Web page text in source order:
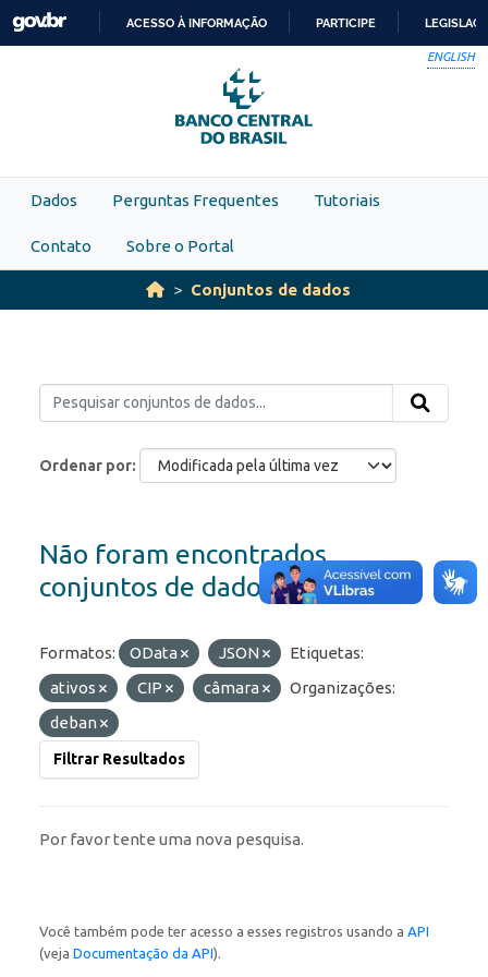
Skip to main content
PARA
O
CONTEÚDO
ACESSO À INFORMAÇÃO PARTICIPE
ENGLISH
Dados Perguntas Frequentes Tutoriais
Contato Sobre o Portal
Conjuntos de dados
Ordenar por
Não foram encontrados
conjuntos de dados
Formatos: OData JSON
Etiquetas:
ativos
CIP câmara
Organizações:
deban
Filtrar Resultados
Por favor tente uma nova pesquisa.
Você também pode ter acesso a esses registros usando a API
(veja Documentação da API).